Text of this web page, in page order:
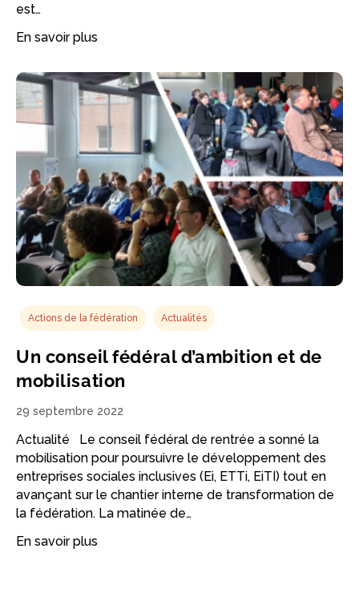
est…
En savoir plus
Actions de la fédération Actualités
Un conseil fédéral d’ambition et de
mobilisation
29 septembre 2022
Actualité Le conseil fédéral de rentrée a sonné la
mobilisation pour poursuivre le développement des
entreprises sociales inclusives (Ei, ETTi, EiTI) tout en
avançant sur le chantier interne de transformation de
la fédération. La matinée de…
En savoir plus